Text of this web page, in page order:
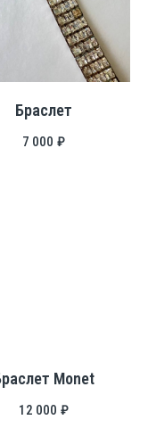
Браслет
7 000 ₽
Monet
12 000 ₽